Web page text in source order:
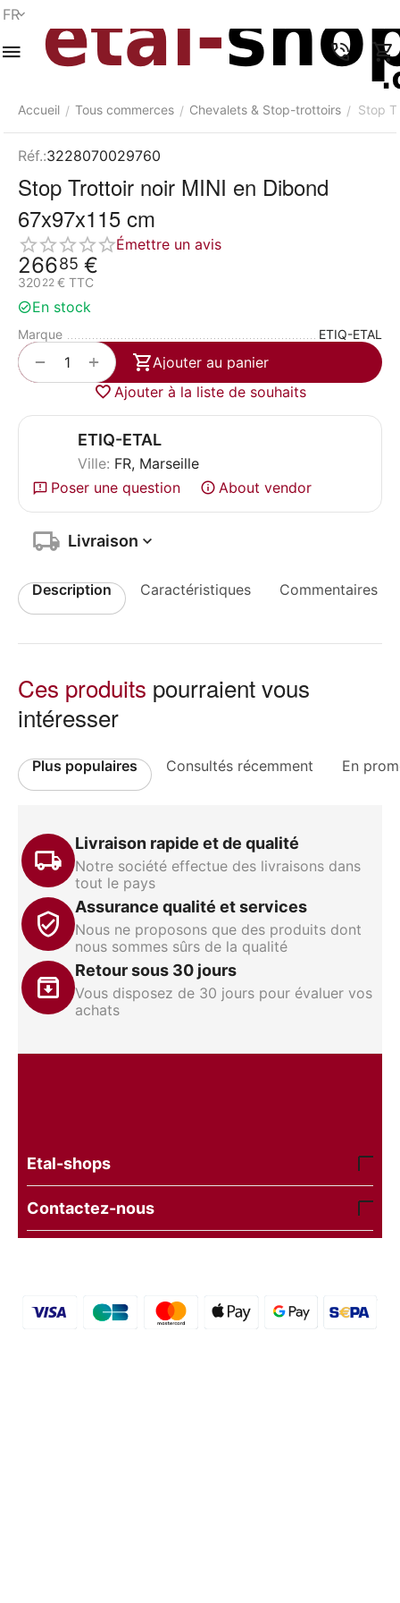
FR
Accueil / Tous commerces / Chevalets & Stop-trottoirs / Stop
Réf.:3228070029760
Stop Trottoir noir MINI en Dibond
67x97x115 cm
Émettre un avis
26685 €
320 22 € TTC
En stock
Marque ETIQ-ETAL
+
−
Ajouter au panier
Ajouter à la liste de souhaits
ETIQ-ETAL
Ville: FR, Marseille
Poser une question
About vendor
Livraison
Description Caractéristiques Commentaires
Ces produits pourraient vous
intéresser
Plus populaires Consultés récemment En
Livraison rapide et de qualité
Notre société effectue des livraisons dans
tout le pays
Assurance qualité et services
Nous ne proposons que des produits dont
nous sommes sûrs de la qualité
Retour sous 30 jours
Vous disposez de 30 jours pour évaluer vos
achats
Etal-shops
Contactez-nous
Menu Recherche
rapide
Panier Liste de
souhaits
Comparer Compte